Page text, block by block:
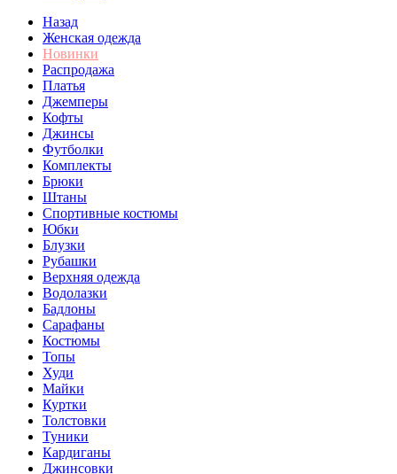
Назад
Женская одежда
Новинки
Распродажа
Платья
Джемперы
Кофты
Джинсы
Футболки
Комплекты
Брюки
Штаны
Спортивные костюмы
Юбки
Блузки
Рубашки
Верхняя одежда
Водолазки
Бадлоны
Сарафаны
Костюмы
Топы
Худи
Майки
Куртки
Толстовки
Туники
Кардиганы
Джинсовки